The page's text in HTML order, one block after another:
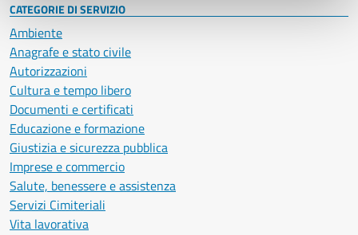
CATEGORIE DI SERVIZIO
Ambiente
Anagrafe e stato civile
Autorizzazioni
Cultura e tempo libero
Documenti e certificati
Educazione e formazione
Giustizia e sicurezza pubblica
Imprese e commercio
Salute, benessere e assistenza
Servizi Cimiteriali
Vita lavorativa